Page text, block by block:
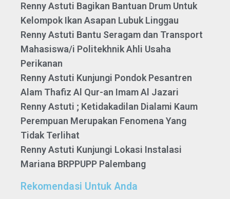
Renny Astuti Bagikan Bantuan Drum Untuk
Kelompok Ikan Asapan Lubuk Linggau
Renny Astuti Bantu Seragam dan Transport
Mahasiswa/i Politekhnik Ahli Usaha
Perikanan
Renny Astuti Kunjungi Pondok Pesantren
Alam Thafiz Al Qur-an Imam Al Jazari
Renny Astuti ; Ketidakadilan Dialami Kaum
Perempuan Merupakan Fenomena Yang
Tidak Terlihat
Renny Astuti Kunjungi Lokasi Instalasi
Mariana BRPPUPP Palembang
Rekomendasi Untuk Anda